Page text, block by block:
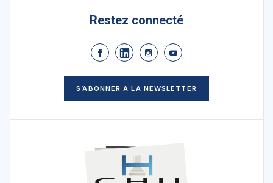
Restez connecté
S’ABONNER À LA NEWSLETTER